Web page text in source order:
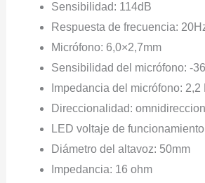
Sensibilidad: 114dB
Respuesta de frecuencia:
Micrófono: 6,0×2,7mm
Sensibilidad del micrófono: -
Impedancia del micrófono: 2,2
Direccionalidad:
LED voltaje de
Diámetro del altavoz: 50mm
Impedancia: 16 ohm